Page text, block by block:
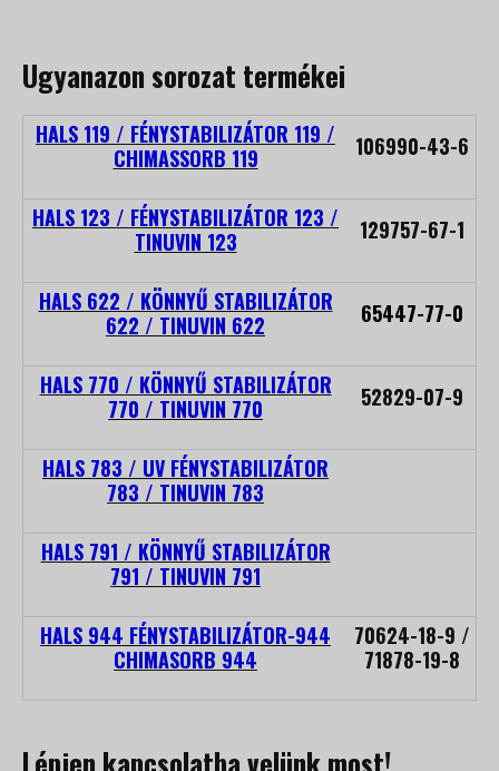
Ugyanazon sorozat termékei
HALS 119 / FÉNYSTABILIZÁTOR 119 /
CHIMASSORB 119
106990-43-6
HALS 123 / FÉNYSTABILIZÁTOR 123 /
TINUVIN 123
129757-67-1
HALS 622 / KÖNNYŰ STABILIZÁTOR
622 / TINUVIN 622
65447-77-0
HALS 770 / KÖNNYŰ STABILIZÁTOR
770 / TINUVIN 770
52829-07-9
HALS 783 / UV FÉNYSTABILIZÁTOR
783 / TINUVIN 783
HALS 791 / KÖNNYŰ STABILIZÁTOR
791 / TINUVIN 791
HALS 944 FÉNYSTABILIZÁTOR-944
CHIMASORB 944
70624-18-9 /
71878-19-8